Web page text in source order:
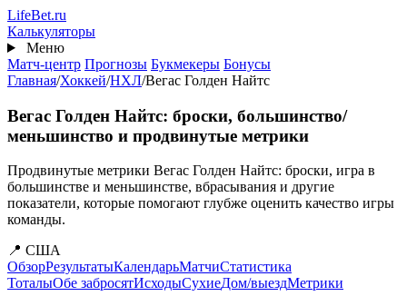
Перейти
к
основному
содержанию
LifeBet.ru
Калькуляторы
Меню
Матч-центр Прогнозы Букмекеры Бонусы
Главная/Хоккей/НХЛ/Вегас Голден Найтс
Вегас Голден Найтс: броски, большинство/
меньшинство и продвинутые метрики
Продвинутые метрики Вегас Голден Найтс: броски, игра в
большинстве и меньшинстве, вбрасывания и другие
показатели, которые помогают глубже оценить качество игры
команды.
📍 США
ОбзорРезультатыКалендарьМатчиСтатистика
ТоталыОбе забросятИсходыСухиеДом/выездМетрики